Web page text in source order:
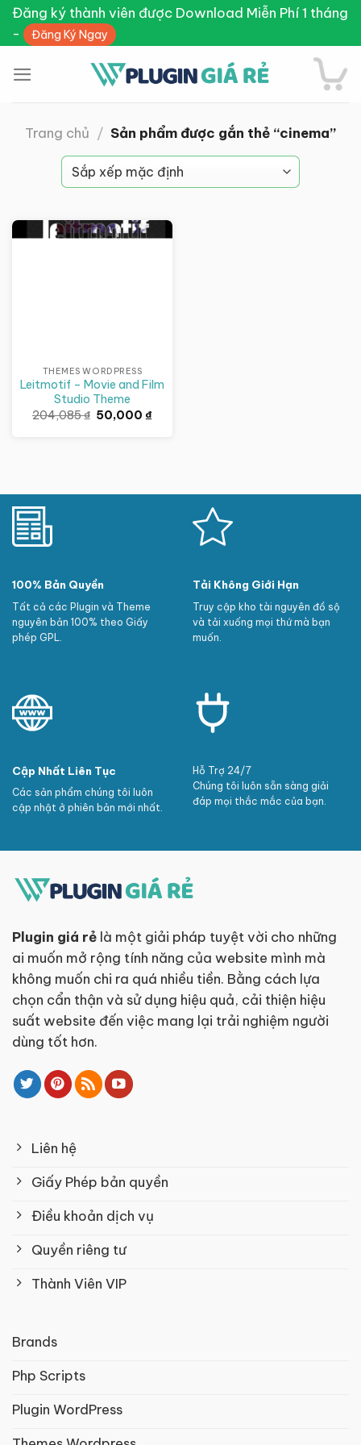
Skip
content
Đăng ký thành viên được Download Miễn Phí 1 tháng
-
Đăng Ký Ngay
Trang chủ / Sản phẩm được gắn thẻ “cinema”
Giảm giá!
THEMES WORDPRESS
Leitmotif – Movie and Film
Studio Theme
204,085₫ Giá
gốc
50,000₫Giá
100% Bản Quyền
Tất cả các Plugin và Theme
nguyên bản 100% theo Giấy
phép GPL.
Tải Không Giới Hạn
Truy cập kho tài nguyên đồ sộ
và tải xuống mọi thứ mà bạn
muốn.
Cập Nhất Liên Tục
Các sản phẩm chúng tôi luôn
cập nhật ở phiên bản mới nhất.
Hỗ Trợ 24/7
Chúng tôi luôn sẵn sàng giải
đáp mọi thắc mắc của bạn.
Plugin giá rẻ là một giải pháp tuyệt vời cho những
ai muốn mở rộng tính năng của website mình mà
không muốn chi ra quá nhiều tiền. Bằng cách lựa
chọn cẩn thận và sử dụng hiệu quả, cải thiện hiệu
suất website đến việc mang lại trải nghiệm người
dùng tốt hơn.
Liên hệ
Giấy Phép bản quyền
Điều khoản dịch vụ
Quyền riêng tư
Thành Viên VIP
Brands
Php Scripts
Plugin WordPress